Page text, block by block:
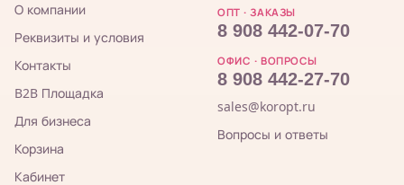
О компании
Реквизиты и условия
Контакты
B2B Площадка
Для бизнеса
Корзина
Кабинет
ОПТ · ЗАКАЗЫ
8 908 442-07-70
ОФИС · ВОПРОСЫ
8 908 442-27-70
sales@koropt.ru
Вопросы и ответы